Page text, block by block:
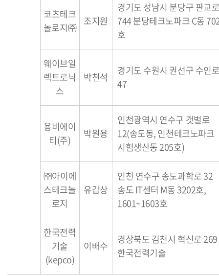
코츠테크
놀로지㈜
조지원
경기도 성남시 분당구 판교
744 분당테크노파크 C동
호
웨이브일
렉트로닉
스
박천석
경기도 수원시 권선구 수인
47
용비에이
티(주)
박원용
인천광역시 연수구 갯벌로
12(송도동, 인천테크노파크
시험생산동 205호)
㈜아이에
스테크놀
로지
유갑상
인천 연수구 송도과학로 32
송도 IT센터 M동 3202호,
1601~1603호
한국전력
기술
(kepco)
이배수
경상북도 김천시 혁신로 269
한국전력기술